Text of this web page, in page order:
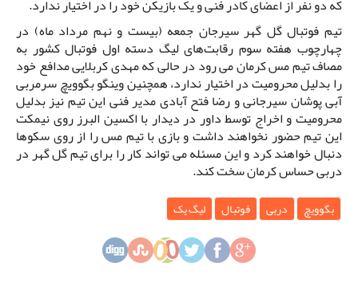
که دو نفر از اعضای کادر فنی و یک بازیکن خود را در اختیار ندارد.
تیم فوتبال گل گهر سیرجان جمعه (بیست و نهم مرداد ماه) در
چهارچوب هفته سوم رقابت‌های لیگ دسته اول فوتبال کشور به
مصاف تیم مس کرمان می رود در حالی که مهدی کربلایی مدافع خود
را بدلیل محرومیت در اختیار ندارد، همچنین وینگو بگوویچ سرمربی
آبی پوشان سیرجانی و رضا فتح آبادی مدیر فنی این تیم نیز بدلیل
محرومیت و اخراج توسط داور در دیدار با اکسین البرز روی نیمکت
این تیم حضور نخواهند داشت و بازی با تیم مس را از روی سکوها
دنبال خواهند کرد و این مسئله می تواند کار را برای تیم گل گهر در
دربی حساس کرمان سخت کند.
بگوویچ دربی فوتبال لیگ یک